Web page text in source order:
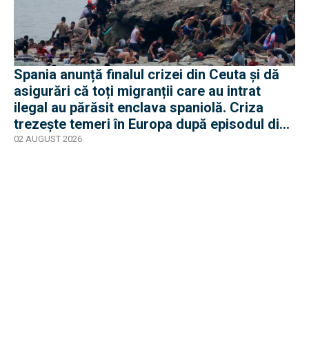
Spania anunță finalul crizei din Ceuta și dă
asigurări că toți migranții care au intrat
ilegal au părăsit enclava spaniolă. Criza
trezește temeri în Europa după episodul din
2015
02 AUGUST 2026